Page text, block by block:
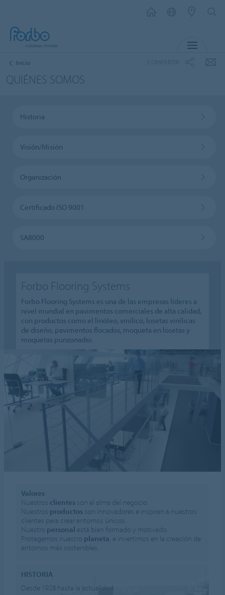
Inicio
QUIÉNES SOMOS
Historia
Visión/Misión
Organización
Certificado ISO 9001
SA8000
Forbo Flooring Systems
Forbo Flooring Systems es una de las empresas líderes a
nivel mundial en pavimentos comerciales de alta calidad,
con productos como el linóleo, vinílico, losetas vinílicas
de diseño, pavimentos flocados, moqueta en losetas y
moquetas punzonadas.
Valores
Nuestros clientes son el alma del negocio.
Nuestros productos son innovadores e inspiran a nuestros
clientes para crear entornos únicos.
Nuestro personal está bien formado y motivado.
Protegemos nuestro planeta , e invertimos en la creación de
entornos más sostenibles.
HISTORIA
Desde 1928 hasta la actualidad